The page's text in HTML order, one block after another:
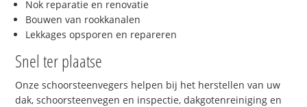
Nok reparatie en renovatie
Bouwen van rookkanalen
Lekkages opsporen en repareren
Snel ter plaatse
Onze schoorsteenvegers helpen bij het herstellen van uw
dak, schoorsteenvegen en inspectie, dakgotenreiniging en